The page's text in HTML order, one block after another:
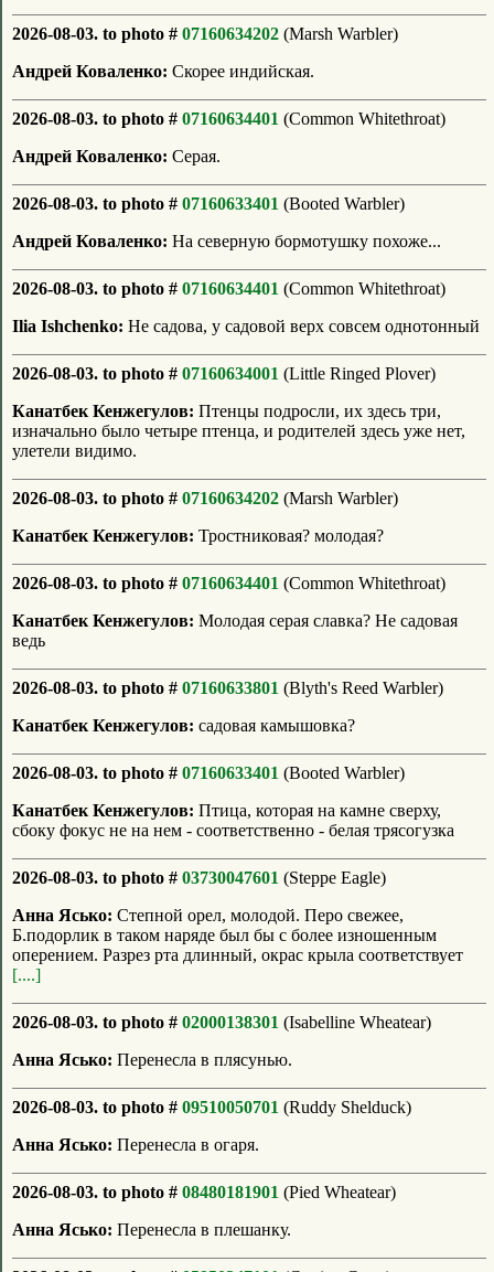
2026-08-03. to photo # 07160634202 (Marsh Warbler)
Андрей Коваленко: Скорее индийская.
2026-08-03. to photo # 07160634401 (Common Whitethroat)
Андрей Коваленко: Серая.
2026-08-03. to photo # 07160633401 (Booted Warbler)
Андрей Коваленко: На северную бормотушку похоже...
2026-08-03. to photo # 07160634401 (Common Whitethroat)
Ilia Ishchenko: Не садова, у садовой верх совсем однотонный
2026-08-03. to photo # 07160634001 (Little Ringed Plover)
Канатбек Кенжегулов: Птенцы подросли, их здесь три,
изначально было четыре птенца, и родителей здесь уже нет,
улетели видимо.
2026-08-03. to photo # 07160634202 (Marsh Warbler)
Канатбек Кенжегулов: Тростниковая? молодая?
2026-08-03. to photo # 07160634401 (Common Whitethroat)
Канатбек Кенжегулов: Молодая серая славка? Не садовая
ведь
2026-08-03. to photo # 07160633801 (Blyth's Reed Warbler)
Канатбек Кенжегулов: садовая камышовка?
2026-08-03. to photo # 07160633401 (Booted Warbler)
Канатбек Кенжегулов: Птица, которая на камне сверху,
сбоку фокус не на нем - соответственно - белая трясогузка
2026-08-03. to photo # 03730047601 (Steppe Eagle)
Анна Ясько: Степной орел, молодой. Перо свежее,
Б.подорлик в таком наряде был бы с более изношенным
оперением. Разрез рта длинный, окрас крыла соответствует
[....]
2026-08-03. to photo # 02000138301 (Isabelline Wheatear)
Анна Ясько: Перенесла в плясунью.
2026-08-03. to photo # 09510050701 (Ruddy Shelduck)
Анна Ясько: Перенесла в огаря.
2026-08-03. to photo # 08480181901 (Pied Wheatear)
Анна Ясько: Перенесла в плешанку.